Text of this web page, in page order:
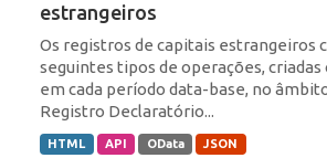
estrangeiros
Os registros de capitais estrangeiros
seguintes tipos de operações, criadas
em cada período data-base, no
Registro Declaratório...
HTML API OData JSON